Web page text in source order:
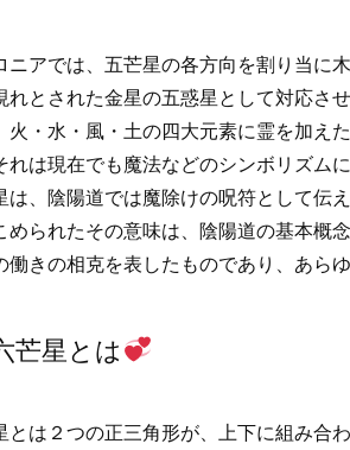
ニアでは、五芒星の各方向を割り当に
れとされた金星の五惑星として対応さ
火・水・風・土の四大元素に霊を加え
れは現在でも魔法などのシンボリズム
は、陰陽道では魔除けの呪符として伝え
められたその意味は、陰陽道の基本概
働きの相克を表したものであり、あら
芒星とは
とは２つの正三角形が、上下に組み合